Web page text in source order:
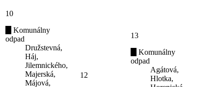
10
Komunálny
odpad
Družstevná,
Háj,
Jilemnického,
Majerská,
Májová,
12
13
Komunálny
odpad
Agátová,
Hlotka,